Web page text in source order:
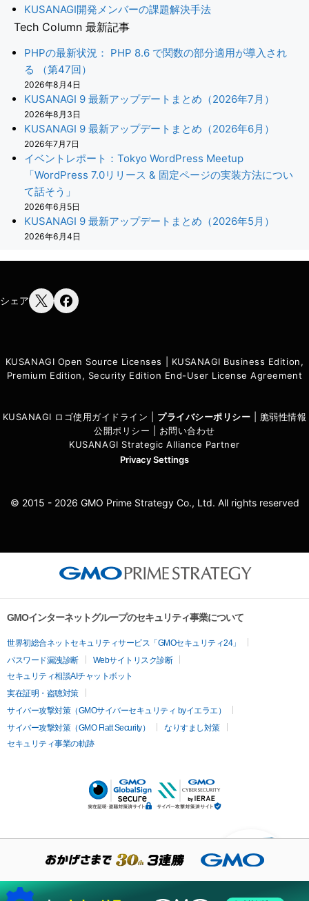
KUSANAGI開発メンバーの課題解決手法
Tech Column 最新記事
PHPの最新状況： PHP 8.6 で関数の部分適用が導入され
る （第47回）
2026年8月4日
KUSANAGI 9 最新アップデートまとめ（2026年7月）
2026年8月3日
KUSANAGI 9 最新アップデートまとめ（2026年6月）
2026年7月7日
イベントレポート：Tokyo WordPress Meetup
「WordPress 7.0リリース & 固定ページの実装方法につい
て話そう」
2026年6月5日
KUSANAGI 9 最新アップデートまとめ（2026年5月）
2026年6月4日
シェア
KUSANAGI Open Source Licenses
KUSANAGI Business Edition,
Premium Edition, Security Edition End-User License Agreement
KUSANAGI ロゴ使用ガイドライン プライバシーポリシー
脆弱性情報
公開ポリシー
お問い合わせ
KUSANAGI Strategic Alliance Partner
Privacy Settings
© 2015 - 2026 GMO Prime Strategy Co., Ltd. All rights reserved
GMOインターネットグループのセキュリティ事業について
世界初総合ネットセキュリティサービス「GMOセキュリティ24」
パスワード漏洩診断
Webサイトリスク診断
セキュリティ相談AIチャットボット
実在証明・盗聴対策
サイバー攻撃対策（GMOサイバーセキュリティ byイエラエ）
サイバー攻撃対策（GMO Flatt Security）
なりすまし対策
セキュリティ事業の軌跡
KUSANAGIについての質